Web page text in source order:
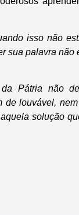
isso não
sua palavra não
Pátria não
de louvável,
solução